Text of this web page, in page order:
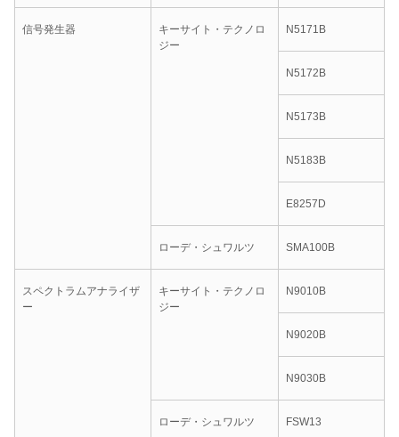
信号発生器
キーサイト・テクノロ
ジー
N5171B
N5172B
N5173B
N5183B
E8257D
ローデ・シュワルツ SMA100B
スペクトラムアナライザ
ー
キーサイト・テクノロ
ジー
N9010B
N9020B
N9030B
ローデ・シュワルツ FSW13